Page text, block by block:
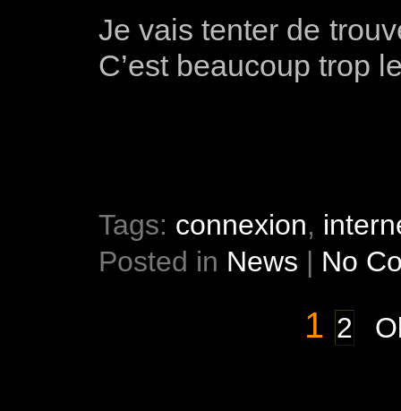
Je vais tenter de
C’est beaucoup trop
Tags: connexion,
Posted in News | No
1 2